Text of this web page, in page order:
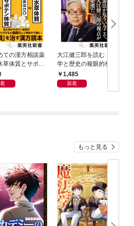
ての漢方相談薬
体質とサボテ
大江健三郎を読む 文
学と歴史の複眼的視点
から1,485
新着
もっと見る